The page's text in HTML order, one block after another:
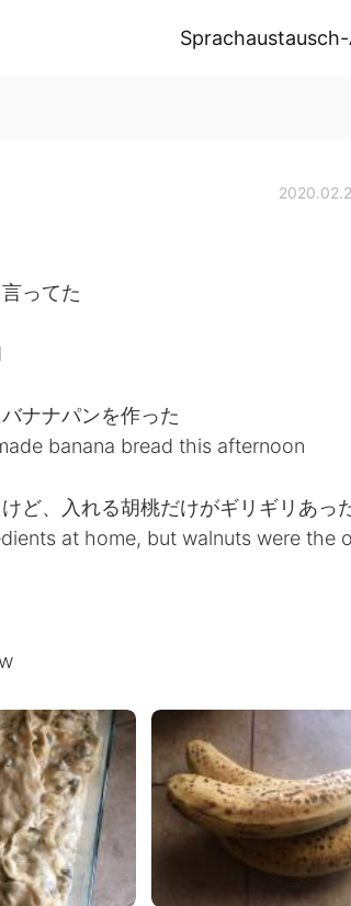
ってた
ナナパンを作った
banana bread this afternoon
ど、入れる胡桃だけがギリギリあっ
at home, but walnuts were the